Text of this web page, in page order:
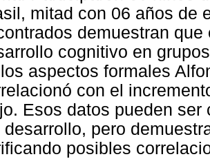
mitad con 06 años de
demuestran
cognitivo en
aspectos formales
con el
Esos datos pueden
desarrollo, pero
posibles